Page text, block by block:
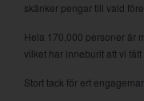
skänker pengar till vald
Hela 170,000 personer är
vilket har inneburit att vi
Stort tack för ert